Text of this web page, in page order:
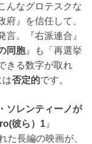
んなグロテスクな
』を信任して、
。『右派連合』
同胞』も「再選挙
きる数字が取れ
は否定的です。
ソレンティーノが
彼ら）1 』
た長編の映画が、